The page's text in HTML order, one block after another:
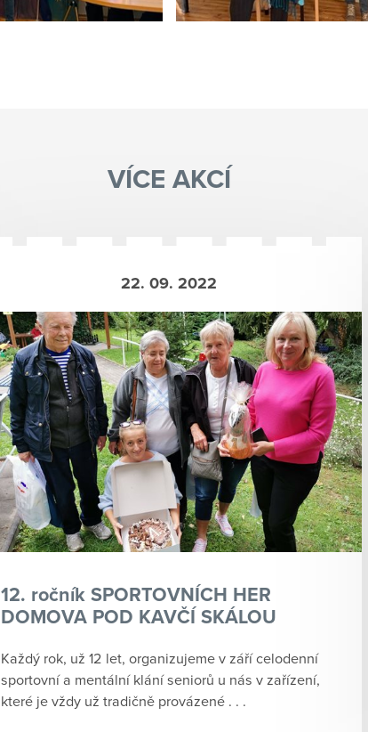
VÍCE AKCÍ
22. 09. 2022
12. ročník SPORTOVNÍCH HER
DOMOVA POD KAVČÍ SKÁLOU
Každý rok, už 12 let, organizujeme v září celodenní
sportovní a mentální klání seniorů u nás v zařízení,
které je vždy už tradičně provázené . . .